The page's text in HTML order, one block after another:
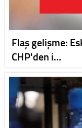
Flaş gelişme:
CHP'den i…